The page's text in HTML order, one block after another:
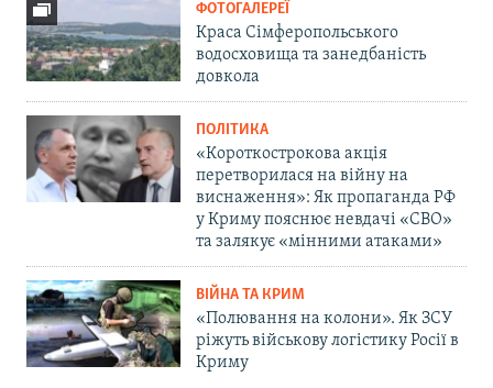
ФОТОГАЛЕРЕЇ
Краса Сімферопольського
водосховища та занедбаність
довкола
ПОЛІТИКА
«Короткострокова акція
перетворилася на війну на
виснаження»: Як пропаганда РФ
у Криму пояснює невдачі «СВО»
та залякує «мінними атаками»
ВІЙНА ТА КРИМ
«Полювання на колони». Як ЗСУ
ріжуть військову логістику Росії в
Криму